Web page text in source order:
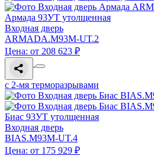
Армада 93УТ утолщенная
Входная дверь
ARMADA.M93M-UT.2
Цена: от 208 623 ₽
с 2-мя терморазрывами
Биас 93УТ утолщенная
Входная дверь
BIAS.M93M-UT.4
Цена: от 175 929 ₽